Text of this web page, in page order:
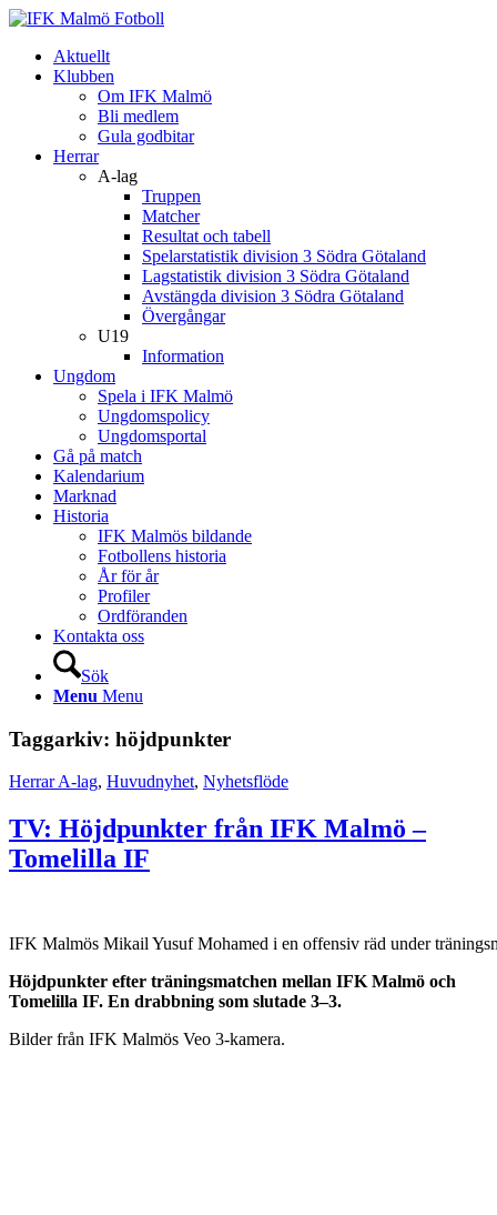
Aktuellt
Klubben
Om IFK Malmö
Bli medlem
Gula godbitar
Herrar
A-lag
Truppen
Matcher
Resultat och tabell
Spelarstatistik division 3 Södra Götaland
Lagstatistik division 3 Södra Götaland
Avstängda division 3 Södra Götaland
Övergångar
U19
Information
Ungdom
Spela i IFK Malmö
Ungdomspolicy
Ungdomsportal
Gå på match
Kalendarium
Marknad
Historia
IFK Malmös bildande
Fotbollens historia
År för år
Profiler
Ordföranden
Kontakta oss
Sök
Menu Menu
Taggarkiv: höjdpunkter
Herrar A-lag, Huvudnyhet, Nyhetsflöde
TV: Höjdpunkter från IFK Malmö –
Tomelilla IF
IFK Malmös Mikail Yusuf Mohamed i en offensiv räd under
Höjdpunkter efter träningsmatchen mellan IFK Malmö och
Tomelilla IF. En drabbning som slutade 3–3.
Bilder från IFK Malmös Veo 3-kamera.